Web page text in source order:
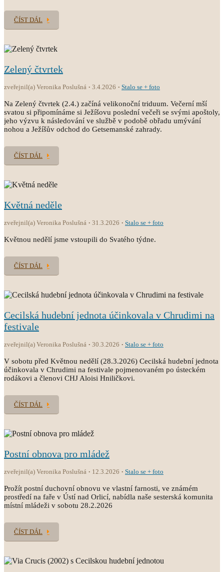
ČÍST DÁL
Zelený čtvrtek
zveřejnil(a) Veronika Poslušná 3.4.2026 Stalo se + foto
Na Zelený čtvrtek (2.4.) začíná velikonoční triduum. Večerní mší
svatou si připomínáme si Ježíšovu poslední večeři se svými apoštoly,
jeho výzvu k následování ve službě v podobě obřadu umývání
nohou a Ježíšův odchod do Getsemanské zahrady.
ČÍST DÁL
Květná neděle
zveřejnil(a) Veronika Poslušná 31.3.2026 Stalo se + foto
Květnou nedělí jsme vstoupili do Svatého týdne.
ČÍST DÁL
Cecilská hudební jednota účinkovala v Chrudimi na
festivale
zveřejnil(a) Veronika Poslušná 30.3.2026 Stalo se + foto
V sobotu před Květnou nedělí (28.3.2026) Cecilská hudební jednota
účinkovala v Chrudimi na festivale pojmenovaném po ústeckém
rodákovi a členovi CHJ Aloisi Hniličkovi.
ČÍST DÁL
Postní obnova pro mládež
zveřejnil(a) Veronika Poslušná 12.3.2026 Stalo se + foto
Prožít postní duchovní obnovu ve vlastní farnosti, ve známém
prostředí na faře v Ústí nad Orlicí, nabídla naše sesterská komunita
místní mládeži v sobotu 28.2.2026
ČÍST DÁL